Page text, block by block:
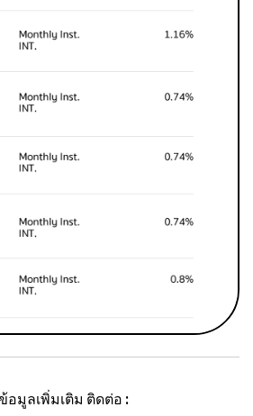
มูลเพิ่มเติม ติดต่อ :